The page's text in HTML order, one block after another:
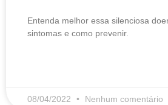
Entenda melhor essa silenciosa
sintomas e como prevenir.
08/04/2022 Nenhum comentário